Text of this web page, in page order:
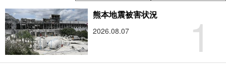
1
熊本地震被害状況
2026.08.07